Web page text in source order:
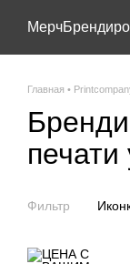
Мерч
Главная •
печати
Фильтр